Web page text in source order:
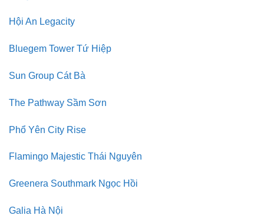
Hội An Legacity
Bluegem Tower Tứ Hiệp
Sun Group Cát Bà
The Pathway Sầm Sơn
Phổ Yên City Rise
Flamingo Majestic Thái Nguyên
Greenera Southmark Ngọc Hồi
Galia Hà Nội